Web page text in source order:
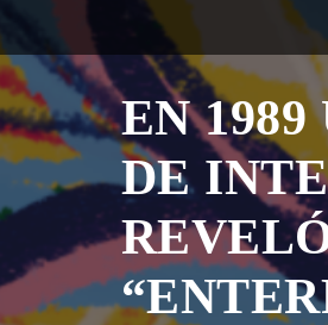
EN
DE